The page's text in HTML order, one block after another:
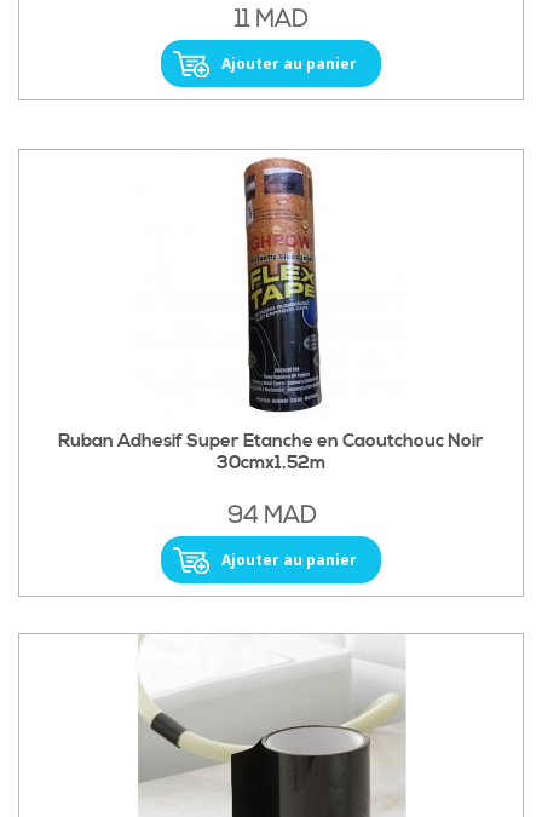
11 MAD
Ajouter au panier
Ruban Adhesif Super Etanche en Caoutchouc Noir
30cmx1.52m
94 MAD
Ajouter au panier